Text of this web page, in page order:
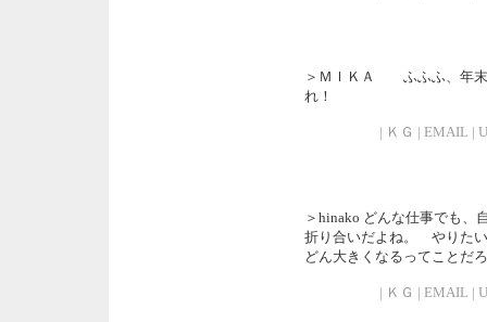
＞ＭＩＫＡ ふふふ、年末
れ！
| ＫＧ | EMAIL |
＞hinako どんな仕事でも、
折り合いだよね。 やりた
どん大きくなるってことだ
| ＫＧ | EMAIL |